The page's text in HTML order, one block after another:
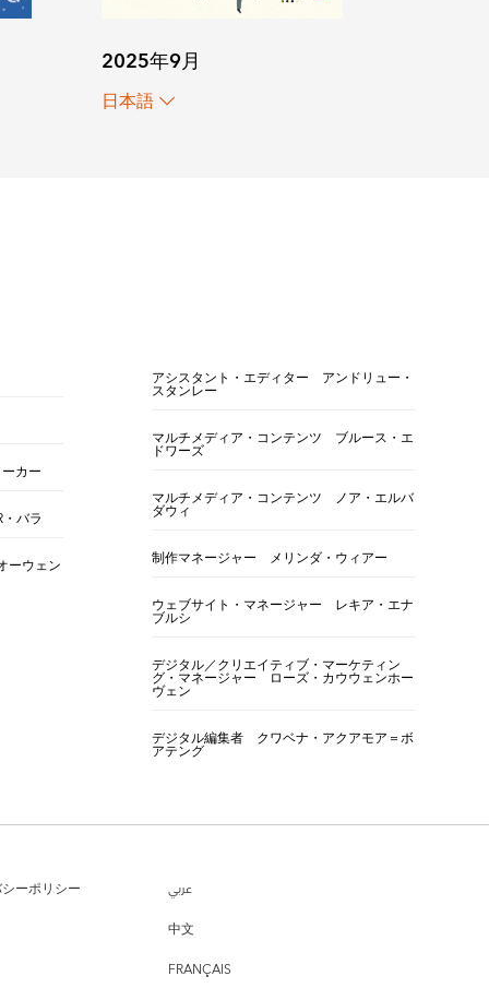
2025年9月
日本語
カー
バラ
ーウェン
アシスタント・エディター アンドリュー・
スタンレー
マルチメディア・コンテンツ ブルース・エ
ドワーズ
マルチメディア・コンテンツ ノア・エルバ
ダウィ
制作マネージャー メリンダ・ウィアー
ウェブサイト・マネージャー レキア・エナ
ブルシ
デジタル／クリエイティブ・マーケティン
グ・マネージャー ローズ・カウウェンホー
ヴェン
デジタル編集者 クワベナ・アクアモア＝ボ
アテング
ーポリシー
عربي
中文
FRANÇAIS